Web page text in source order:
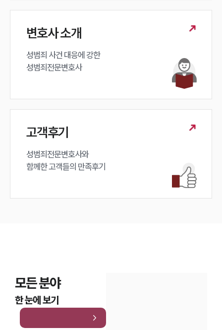
변호사 소개
성범죄 사건 대응에 강한
성범죄전문변호사
고객후기
성범죄전문변호사와
함께한 고객들의 만족후기
모든 분야
한 눈에 보기